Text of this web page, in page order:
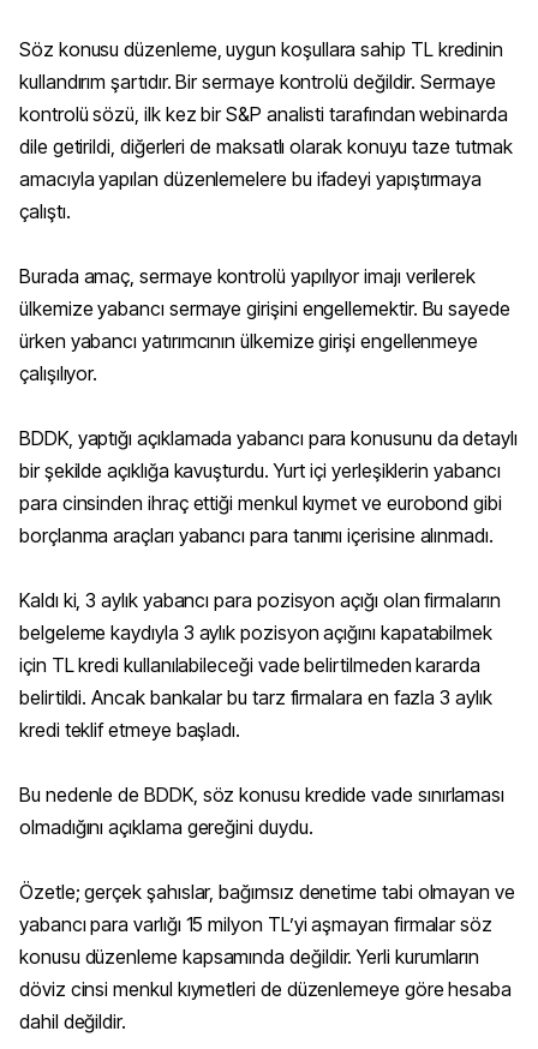
Söz konusu düzenleme, uygun koşullara sahip TL kredinin
kullandırım şartıdır. Bir sermaye kontrolü değildir. Sermaye
kontrolü sözü, ilk kez bir S&P analisti tarafından webinarda
dile getirildi, diğerleri de maksatlı olarak konuyu taze tutmak
amacıyla yapılan düzenlemelere bu ifadeyi yapıştırmaya
çalıştı.
Burada amaç, sermaye kontrolü yapılıyor imajı verilerek
ülkemize yabancı sermaye girişini engellemektir. Bu sayede
ürken yabancı yatırımcının ülkemize girişi engellenmeye
çalışılıyor.
BDDK, yaptığı açıklamada yabancı para konusunu da detaylı
bir şekilde açıklığa kavuşturdu. Yurt içi yerleşiklerin yabancı
para cinsinden ihraç ettiği menkul kıymet ve eurobond gibi
borçlanma araçları yabancı para tanımı içerisine alınmadı.
Kaldı ki, 3 aylık yabancı para pozisyon açığı olan firmaların
belgeleme kaydıyla 3 aylık pozisyon açığını kapatabilmek
için TL kredi kullanılabileceği vade belirtilmeden kararda
belirtildi. Ancak bankalar bu tarz firmalara en fazla 3 aylık
kredi teklif etmeye başladı.
Bu nedenle de BDDK, söz konusu kredide vade sınırlaması
olmadığını açıklama gereğini duydu.
Özetle; gerçek şahıslar, bağımsız denetime tabi olmayan ve
yabancı para varlığı 15 milyon TL’yi aşmayan firmalar söz
konusu düzenleme kapsamında değildir. Yerli kurumların
döviz cinsi menkul kıymetleri de düzenlemeye göre hesaba
dahil değildir.